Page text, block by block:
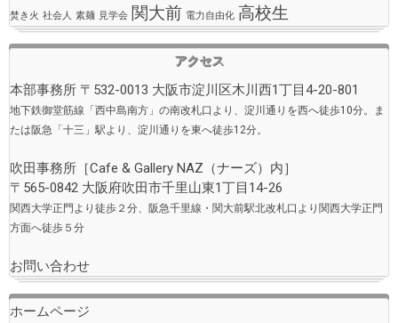
焚き火 社会人 素麺 見学会 関大前 電力自由化 高校生
アクセス
本部事務所 〒532-0013 大阪市淀川区木川西1丁目4-20-801
地下鉄御堂筋線「西中島南方」の南改札口より、淀川通りを西へ徒歩10分。ま
たは阪急「十三」駅より、淀川通りを東へ徒歩12分。
吹田事務所［Cafe & Gallery NAZ（ナーズ） 内］
〒565-0842 大阪府吹田市千里山東1丁目14-26
関西大学正門より徒歩２分、阪急千里線・関大前駅北改札口より関西大学正門
方面へ徒歩５分
お問い合わせ
ホームページ